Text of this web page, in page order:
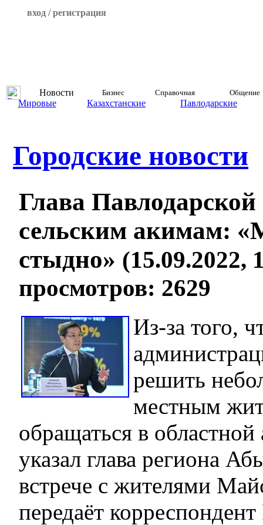
вход / регистрация
Новости Бизнес Справочная Общение
Мировые Казахстанские Павлодарские
Городские новости
Глава Павлодарской
сельским акимам:
стыдно» (15.09.2022,
просмотров: 2629
Из-за того,
решить
местным
обращаться в
указал глава региона
встрече с жителями
передаёт